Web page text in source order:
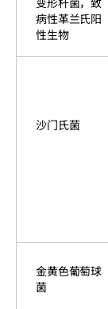
变形杆菌，致
病性革兰氏阳
性生物
沙门氏菌
金黄色葡萄球
菌